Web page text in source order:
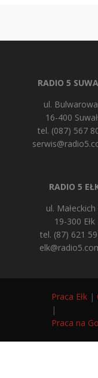
RADIO 5
ul.
16-400
tel. (087) 567
RADIO 5
ul. Małeckich
19-300 Ełk
tel. (87) 621
Praca Ełk |
|
Praca na